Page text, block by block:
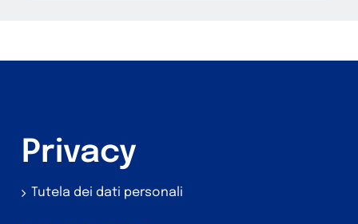
Privacy
Tutela dei dati personali